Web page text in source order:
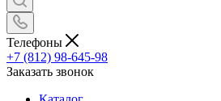
Телефоны
+7 (812) 98-645-98
Заказать звонок